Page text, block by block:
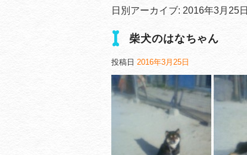
日別アーカイブ: 2016年3月25日
柴犬のはなちゃん
投稿日 2016年3月25日